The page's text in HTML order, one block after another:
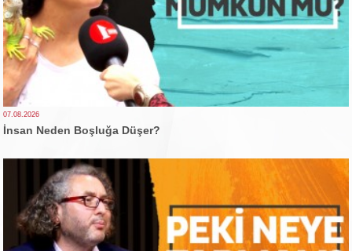
07.08.2026
İnsan Neden Boşluğa Düşer?